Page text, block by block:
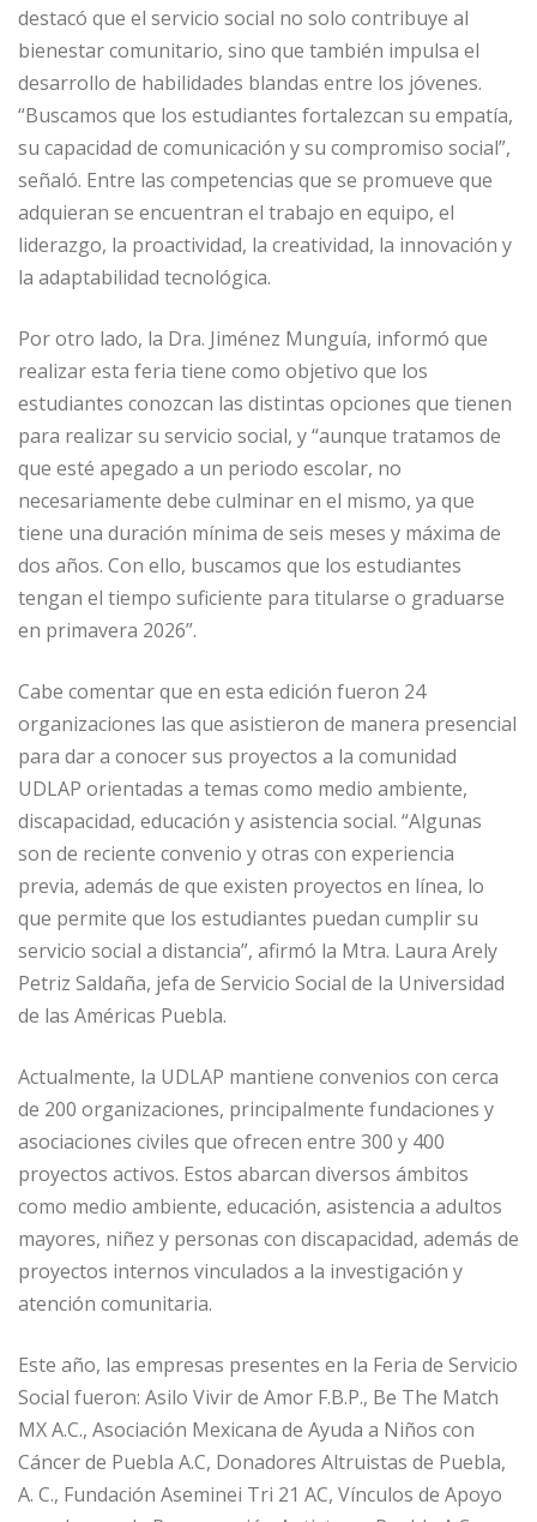
destacó que el servicio social no solo contribuye al
bienestar comunitario, sino que también impulsa el
desarrollo de habilidades blandas entre los jóvenes.
“Buscamos que los estudiantes fortalezcan su empatía,
su capacidad de comunicación y su compromiso social”,
señaló. Entre las competencias que se promueve que
adquieran se encuentran el trabajo en equipo, el
liderazgo, la proactividad, la creatividad, la innovación y
la adaptabilidad tecnológica.
Por otro lado, la Dra. Jiménez Munguía, informó que
realizar esta feria tiene como objetivo que los
estudiantes conozcan las distintas opciones que tienen
para realizar su servicio social, y “aunque tratamos de
que esté apegado a un periodo escolar, no
necesariamente debe culminar en el mismo, ya que
tiene una duración mínima de seis meses y máxima de
dos años. Con ello, buscamos que los estudiantes
tengan el tiempo suficiente para titularse o graduarse
en primavera 2026”.
Cabe comentar que en esta edición fueron 24
organizaciones las que asistieron de manera presencial
para dar a conocer sus proyectos a la comunidad
UDLAP orientadas a temas como medio ambiente,
discapacidad, educación y asistencia social. “Algunas
son de reciente convenio y otras con experiencia
previa, además de que existen proyectos en línea, lo
que permite que los estudiantes puedan cumplir su
servicio social a distancia”, afirmó la Mtra. Laura Arely
Petriz Saldaña, jefa de Servicio Social de la Universidad
de las Américas Puebla.
Actualmente, la UDLAP mantiene convenios con cerca
de 200 organizaciones, principalmente fundaciones y
asociaciones civiles que ofrecen entre 300 y 400
proyectos activos. Estos abarcan diversos ámbitos
como medio ambiente, educación, asistencia a adultos
mayores, niñez y personas con discapacidad, además de
proyectos internos vinculados a la investigación y
atención comunitaria.
Este año, las empresas presentes en la Feria de Servicio
Social fueron: Asilo Vivir de Amor F.B.P., Be The Match
MX A.C., Asociación Mexicana de Ayuda a Niños con
Cáncer de Puebla A.C, Donadores Altruistas de Puebla,
A. C., Fundación Aseminei Tri 21 AC, Vínculos de Apoyo